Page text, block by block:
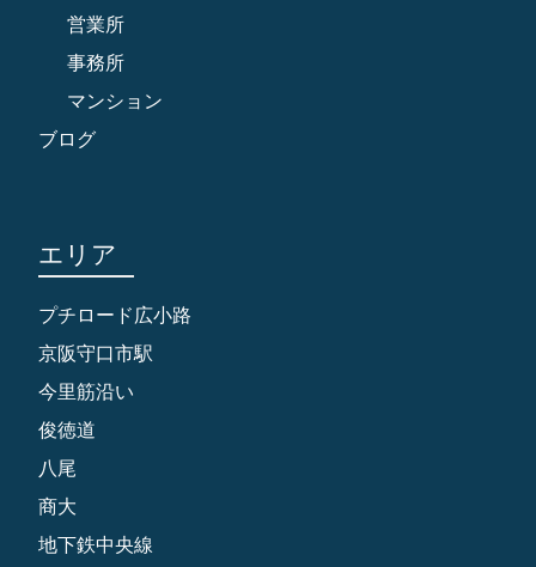
営業所
事務所
マンション
ブログ
エリア
プチロード広小路
京阪守口市駅
今里筋沿い
俊徳道
八尾
商大
地下鉄中央線